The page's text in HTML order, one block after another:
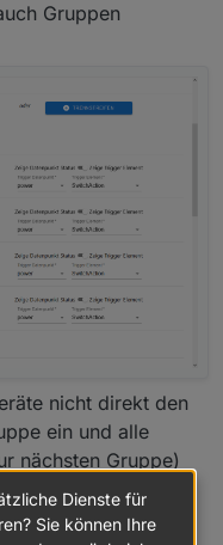
Gruppen
nicht direkt den
ein und alle
nächsten Gruppe)
Dienste für
Sie können Ihre